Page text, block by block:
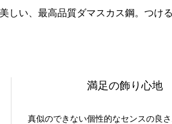
しい、最高品質ダマスカス鋼。つけ
満足の飾り心地
真似のできない個性的なセンスの良